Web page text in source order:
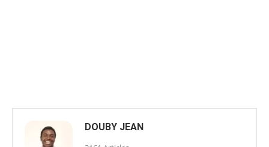
DOUBY JEAN